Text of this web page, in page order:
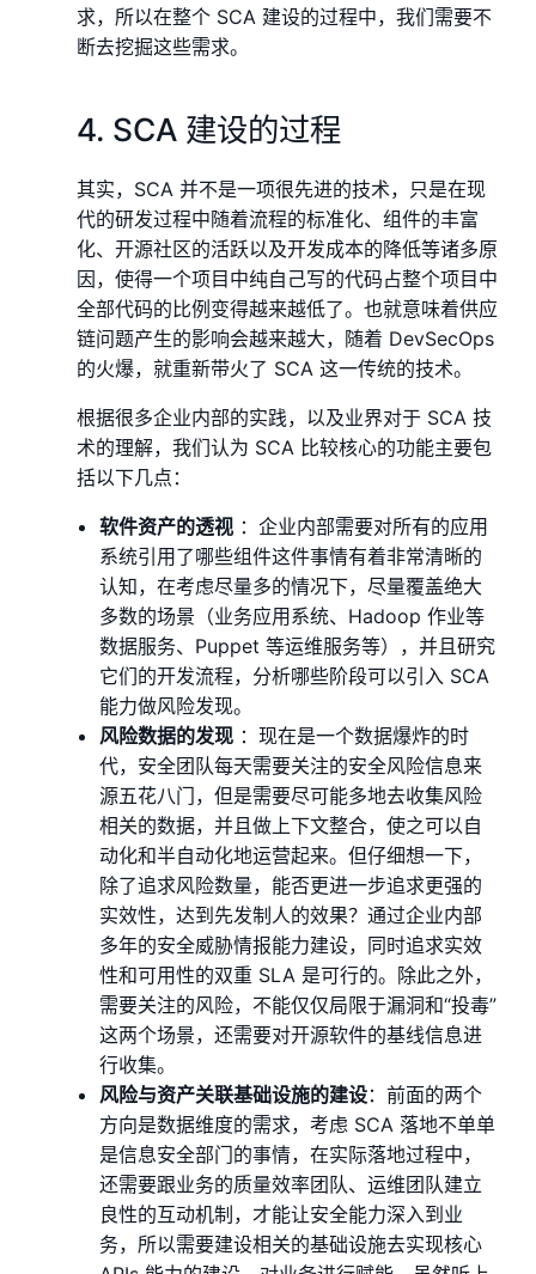
求，所以在整个 SCA 建设的过程中，我们需要不
断去挖掘这些需求。
4. SCA 建设的过程
其实，SCA 并不是一项很先进的技术，只是在现
代的研发过程中随着流程的标准化、组件的丰富
化、开源社区的活跃以及开发成本的降低等诸多原
因，使得一个项目中纯自己写的代码占整个项目中
全部代码的比例变得越来越低了。也就意味着供应
链问题产生的影响会越来越大，随着 DevSecOps
的火爆，就重新带火了 SCA 这一传统的技术。
根据很多企业内部的实践，以及业界对于 SCA 技
术的理解，我们认为 SCA 比较核心的功能主要包
括以下几点：
软件资产的透视 ：企业内部需要对所有的应用
系统引用了哪些组件这件事情有着非常清晰的
认知，在考虑尽量多的情况下，尽量覆盖绝大
多数的场景（业务应用系统、Hadoop 作业等
数据服务、Puppet 等运维服务等），并且研究
它们的开发流程，分析哪些阶段可以引入 SCA
能力做⻛险发现。
⻛险数据的发现 ：现在是一个数据爆炸的时
代，安全团队每天需要关注的安全⻛险信息来
源五花八⻔，但是需要尽可能多地去收集⻛险
相关的数据，并且做上下文整合，使之可以自
动化和半自动化地运营起来。但仔细想一下，
除了追求⻛险数量，能否更进一步追求更强的
实效性，达到先发制人的效果？通过企业内部
多年的安全威胁情报能力建设，同时追求实效
性和可用性的双重 SLA 是可行的。除此之外，
需要关注的⻛险，不能仅仅局限于漏洞和“投毒”
这两个场景，还需要对开源软件的基线信息进
行收集。
⻛险与资产关联基础设施的建设：前面的两个
方向是数据维度的需求，考虑 SCA 落地不单单
是信息安全部⻔的事情，在实际落地过程中，
还需要跟业务的质量效率团队、运维团队建立
良性的互动机制，才能让安全能力深入到业
务，所以需要建设相关的基础设施去实现核心